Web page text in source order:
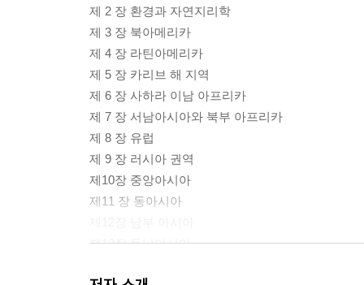
제 2 장 환경과 자연지리학
제 3 장 북아메리카
제 4 장 라틴아메리카
제 5 장 카리브 해 지역
제 6 장 사하라 이남 아프리카
제 7 장 서남아시아와 북부 아프리카
제 8 장 유럽
제 9 장 러시아 권역
제10장 중앙아시아
제11 장 동아시아
제13장 동남아시아